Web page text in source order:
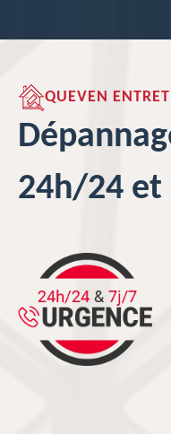
QUEVEN
24h/24